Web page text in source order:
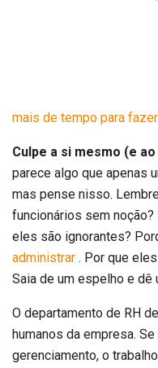
mais de tempo para
Culpe a si mesmo (e
parece algo que apenas
mas pense nisso.
funcionários sem
eles são ignorantes?
administrar . Por que
Saia de um espelho e dê
O departamento de RH
humanos da empresa.
gerenciamento, o